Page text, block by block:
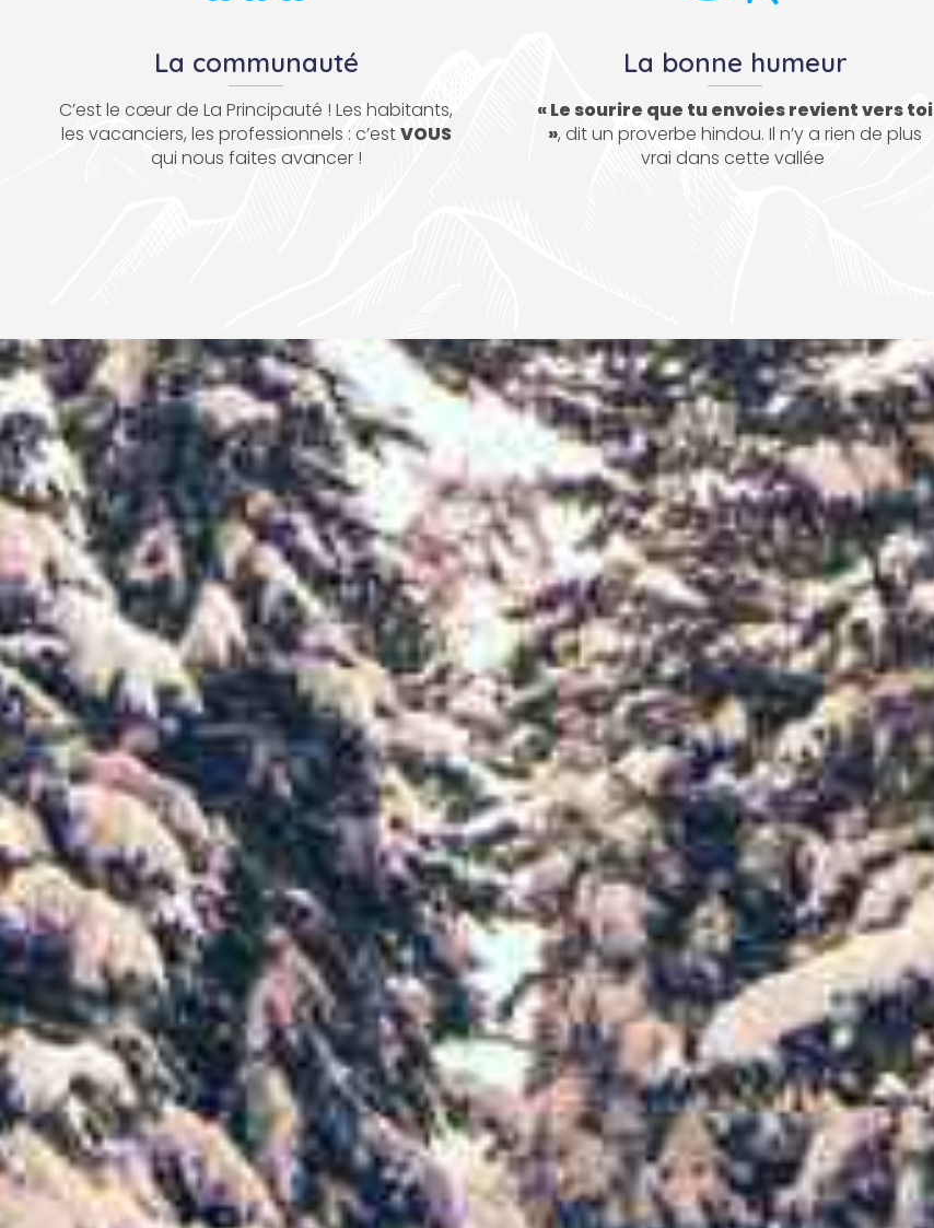
La communauté
C’est le cœur de La Principauté ! Les habitants,
les vacanciers, les professionnels : c’estVOUS
qui nous faites avancer !
La bonne humeur
« Le sourire que tu envoies revient vers toi
», dit un proverbe hindou. Il n’y a rien de plus
vrai dans cette vallée